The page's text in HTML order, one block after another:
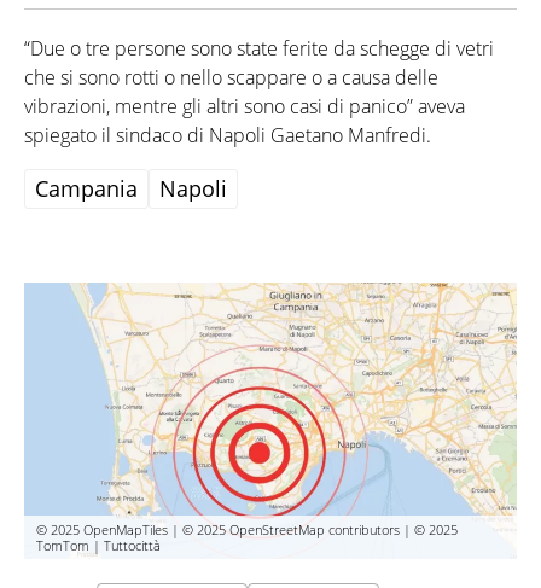
“Due o tre persone sono state ferite da schegge di vetri
che si sono rotti o nello scappare o a causa delle
vibrazioni, mentre gli altri sono casi di panico” aveva
spiegato il sindaco di Napoli Gaetano Manfredi.
Campania Napoli
© 2025 OpenMapTiles | © 2025 OpenStreetMap contributors | © 2025
TomTom | Tuttocittà